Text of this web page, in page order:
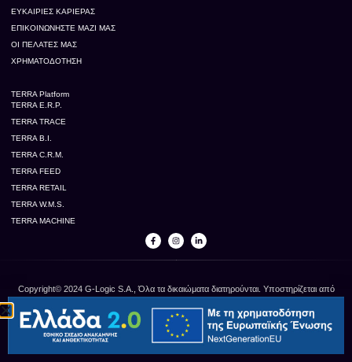
ΕΥΚΑΙΡΊΕΣ ΚΑΡΙΈΡΑΣ
ΕΠΙΚΟΙΝΩΝΉΣΤΕ ΜΑΖΊ ΜΑΣ
ΟΙ ΠΕΛΆΤΕΣ ΜΑΣ
ΧΡΗΜΑΤΟΔΌΤΗΣΗ
TERRA Platform
TERRA E.R.P.
TERRA TRACE
TERRA B.I.
TERRA C.R.M.
TERRA FEED
TERRA RETAIL
TERRA W.M.S.
TERRA MACHINE
Copyright© 2024 G-Logic S.A., Όλα τα δικαιώματα διατηρούνται. Υποστηρίζεται από
Όρος χρήσηςΠολιτική απορρήτουΠολιτική Cookie